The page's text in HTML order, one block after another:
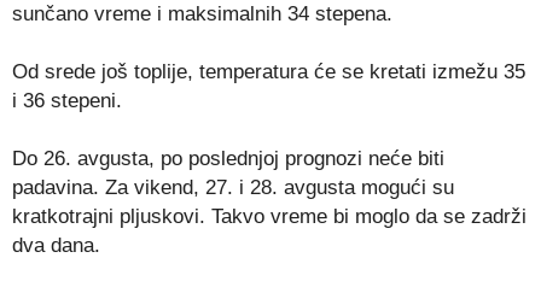
sunčano vreme i maksimalnih 34 stepena.
Od srede još toplije, temperatura će se kretati izmežu 35
i 36 stepeni.
Do 26. avgusta, po poslednjoj prognozi neće biti
padavina. Za vikend, 27. i 28. avgusta mogući su
kratkotrajni pljuskovi. Takvo vreme bi moglo da se zadrži
dva dana.